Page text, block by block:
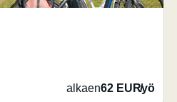
alkaen62 EUR/yö